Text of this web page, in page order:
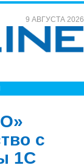
9 АВГУСТА 2026
с
1С